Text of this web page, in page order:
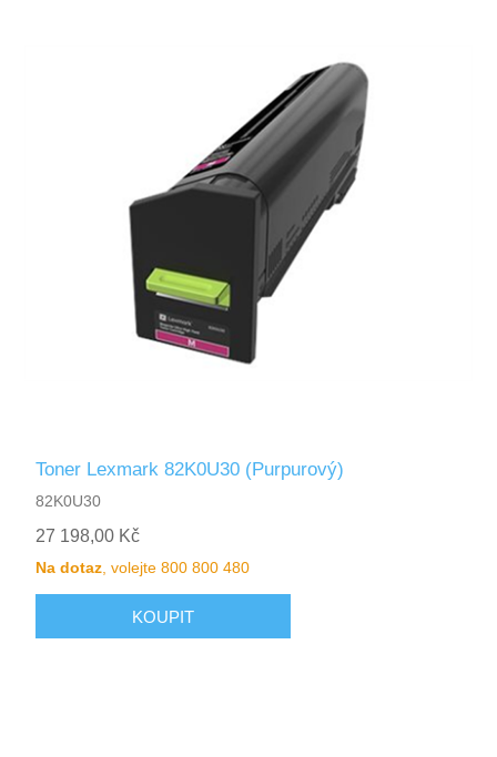
Toner Lexmark 82K0U30 (Purpurový)
82K0U30
27 198,00 Kč
Na dotaz , volejte 800 800 480